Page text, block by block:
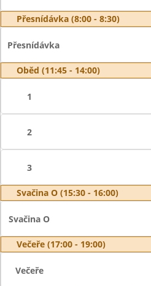
Přesnídávka (8:00 - 8:30)
Přesnídávka
Oběd (11:45 - 14:00)
1
2
3
Svačina O (15:30 - 16:00)
Svačina O
Večeře (17:00 - 19:00)
Večeře